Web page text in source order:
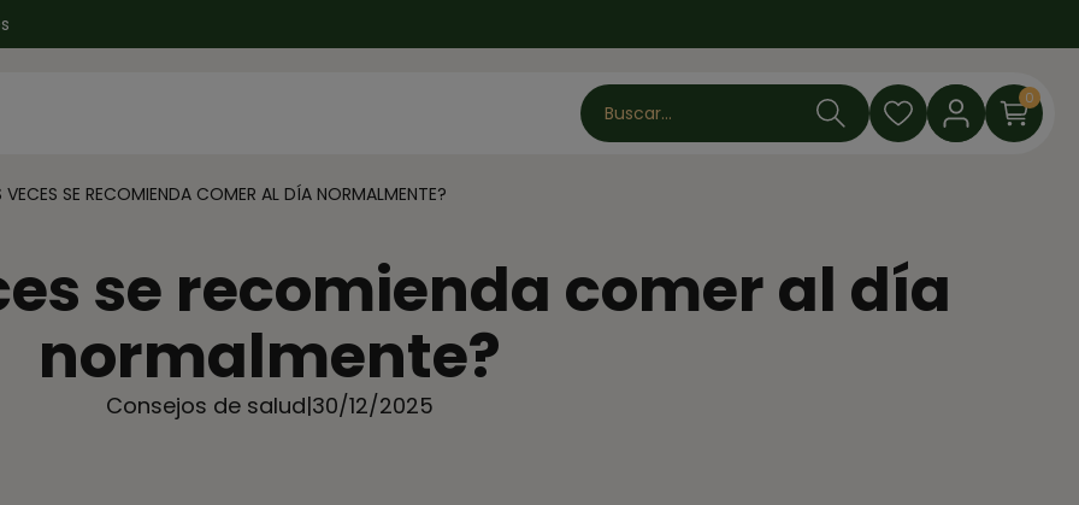
Buscar...
0
SE RECOMIENDA COMER AL DÍA NORMALMENTE?
se recomienda comer al día
normalmente?
Consejos de salud|30/12/2025